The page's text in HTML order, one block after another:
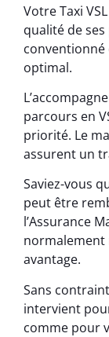
Votre Taxi
qualité de
optimal.
parcours en
priorité. Le
assurent un
Saviez-vous
peut être
l’Assurance
normalement
avantage.
Sans
intervient
comme pour